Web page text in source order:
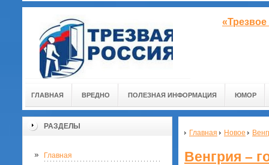
ГЛАВНАЯ ВРЕДНО ПОЛЕЗНАЯ ИНФОРМАЦИЯ ЮМОР
РАЗДЕЛЫ
Главная
Главная Новое
Венгрия –